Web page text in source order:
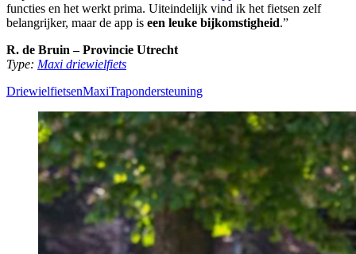
functies en het werkt prima. Uiteindelijk vind ik het fietsen zelf
belangrijker, maar de app is een leuke bijkomstigheid.”
R. de Bruin – Provincie Utrecht
Type: Maxi driewielfiets
DriewielfietsenMaxiTrapondersteuning